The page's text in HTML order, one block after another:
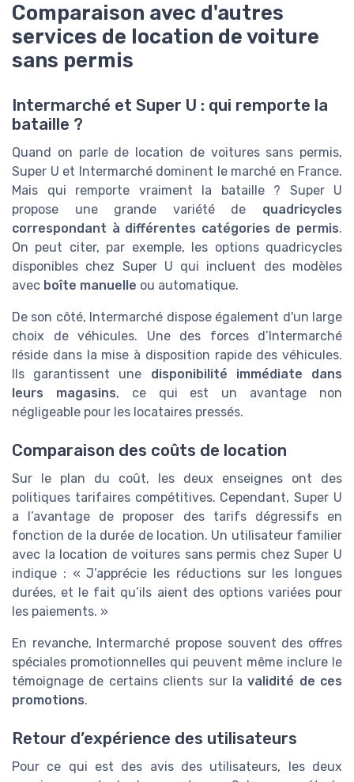
Comparaison avec d'autres
services de location de voiture
sans permis
Intermarché et Super U : qui remporte la
bataille ?
Quand on parle de location de voitures sans permis,
Super U et Intermarché dominent le marché en France.
Mais qui remporte vraiment la bataille ? Super U
propose une grande variété de quadricycles
correspondant à différentes catégories de permis.
On peut citer, par exemple, les options quadricycles
disponibles chez Super U qui incluent des modèles
avec boîte manuelle ou automatique.
De son côté, Intermarché dispose également d'un large
choix de véhicules. Une des forces d’Intermarché
réside dans la mise à disposition rapide des véhicules.
Ils garantissent une disponibilité immédiate dans
leurs magasins, ce qui est un avantage non
négligeable pour les locataires pressés.
Comparaison des coûts de location
Sur le plan du coût, les deux enseignes ont des
politiques tarifaires compétitives. Cependant, Super U
a l’avantage de proposer des tarifs dégressifs en
fonction de la durée de location. Un utilisateur familier
avec la location de voitures sans permis chez Super U
indique : « J’apprécie les réductions sur les longues
durées, et le fait qu’ils aient des options variées pour
les paiements. »
En revanche, Intermarché propose souvent des offres
spéciales promotionnelles qui peuvent même inclure le
témoignage de certains clients sur lavalidité de ces
promotions.
Retour d’expérience des utilisateurs
Pour ce qui est des avis des utilisateurs, les deux